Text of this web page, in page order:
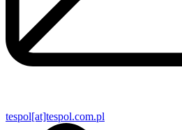
tespol[at]tespol.com.pl